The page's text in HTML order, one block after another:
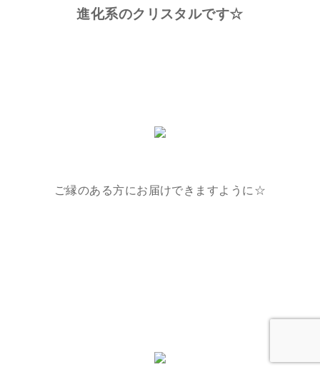
進化系のクリスタルです☆
ご縁のある方にお届けできますように☆